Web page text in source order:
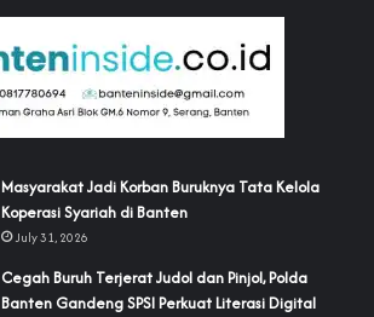
‎Masyarakat Jadi Korban Buruknya Tata Kelola
Koperasi Syariah di Banten
July 31, 2026
Cegah Buruh Terjerat Judol dan Pinjol, Polda
Banten Gandeng SPSI Perkuat Literasi Digital